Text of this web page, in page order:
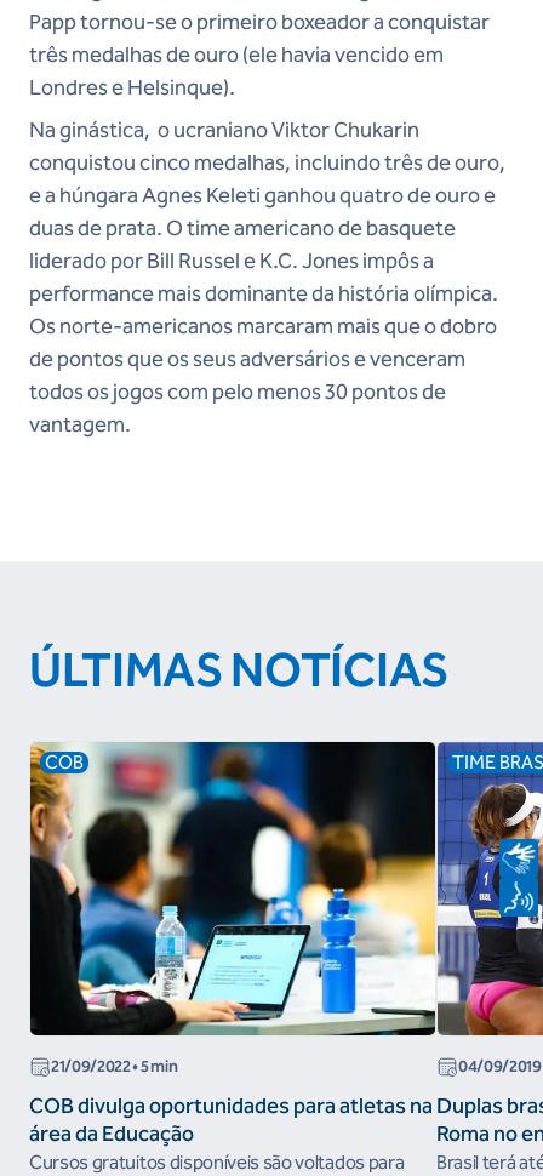
Papp tornou-se o primeiro boxeador a conquistar
três medalhas de ouro (ele havia vencido em
Londres e Helsinque).
Na ginástica, o ucraniano Viktor Chukarin
conquistou cinco medalhas, incluindo três de ouro,
e a húngara Agnes Keleti ganhou quatro de ouro e
duas de prata. O time americano de basquete
liderado por Bill Russel e K.C. Jones impôs a
performance mais dominante da história olímpica.
Os norte-americanos marcaram mais que o dobro
de pontos que os seus adversários e venceram
todos os jogos com pelo menos 30 pontos de
vantagem.
ÚLTIMAS NOTÍCIAS
COB
21/09/2022• 5 min
COB divulga oportunidades para atletas na
área da Educação
Cursos gratuitos disponíveis são voltados para
TIME
04/09/2019
Duplas
Roma no
do
Brasil terá